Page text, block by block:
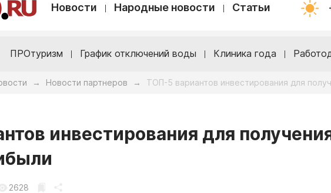
Новости Народные новости Статьи
ПРОтуризм График отключений воды Клиника года
→ Новости партнеров → ТОП-5 вариантов инвестирования для
инвестирования для
2628